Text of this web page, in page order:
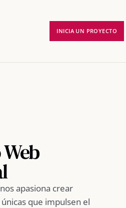
INICIA UN PROYECTO
apasiona crear
que impulsen el